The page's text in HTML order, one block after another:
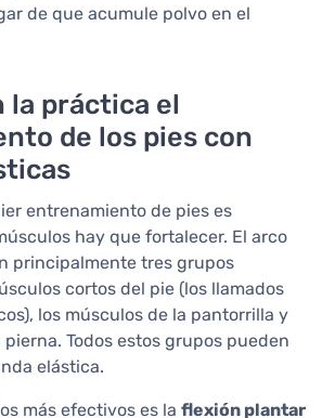
de que acumule polvo en el
la práctica el
de los pies con
entrenamiento de pies es
hay que fortalecer. El arco
principalmente tres grupos
cortos del pie (los llamados
los músculos de la pantorrilla y
Todos estos grupos pueden
elástica.
más efectivos es la flexión plantar